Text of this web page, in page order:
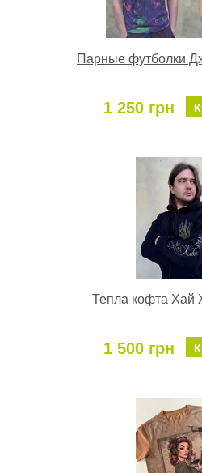
Парные футболки
1 250 грн
Тепла кофта Хай
1 500 грн